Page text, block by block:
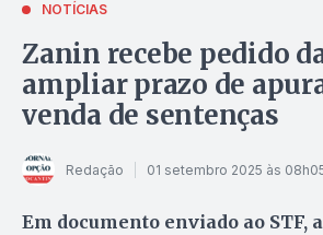
NOTÍCIAS
Zanin recebe pedido
ampliar prazo de
venda de sentenças
Redação 01 setembro 2025 às
Em documento enviado ao STF,